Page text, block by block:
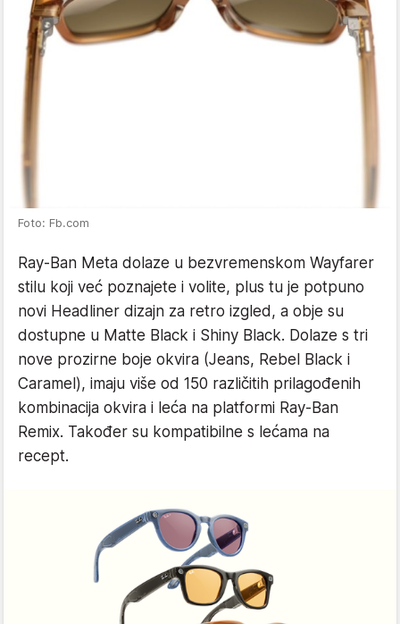
Foto: Fb.com
Ray-Ban Meta dolaze u bezvremenskom Wayfarer
stilu koji već poznajete i volite, plus tu je potpuno
novi Headliner dizajn za retro izgled, a obje su
dostupne u Matte Black i Shiny Black. Dolaze s tri
nove prozirne boje okvira (Jeans, Rebel Black i
Caramel), imaju više od 150 različitih prilagođenih
kombinacija okvira i leća na platformi Ray-Ban
Remix. Također su kompatibilne s lećama na
recept.